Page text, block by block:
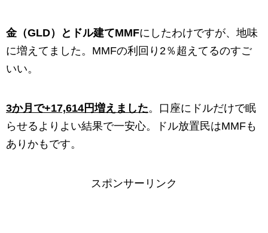
金（GLD）とドル建てMMFにしたわけですが、地味
に増えてました。MMFの利回り2％超えてるのすご
いい。
3か月で+17,614円増えました。口座にドルだけで眠
らせるよりよい結果で一安心。ドル放置民はMMFも
ありかもです。
スポンサーリンク